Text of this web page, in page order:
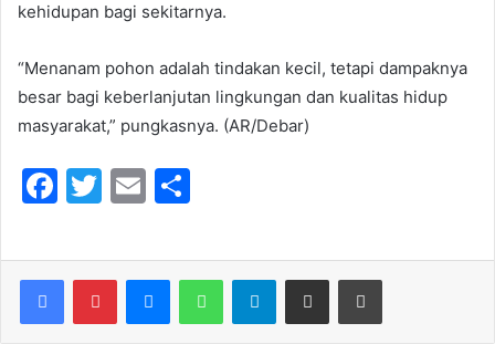
kehidupan bagi sekitarnya.
“Menanam pohon adalah tindakan kecil, tetapi dampaknya
besar bagi keberlanjutan lingkungan dan kualitas hidup
masyarakat,” pungkasnya. (AR/Debar)
F
c
e
b
T
itt
er
E
ai
l
ar
e
Telegram